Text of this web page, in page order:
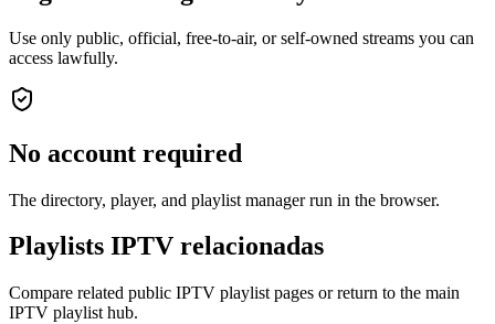
Use only public, official, free-to-air, or self-owned streams you can
access lawfully.
No account required
The directory, player, and playlist manager run in the browser.
Playlists IPTV relacionadas
Compare related public IPTV playlist pages or return to the main
IPTV playlist hub.